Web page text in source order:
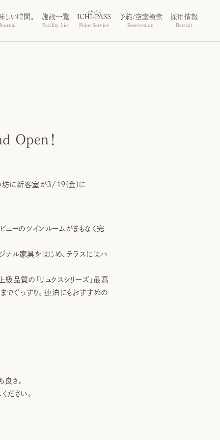
しい時間。 施設一覧
Facility List
ICHI-PASS
Point Service
予約/空室検索
Reservation
採用情報
Recruit
Open！
坊に新客室が3/19(金)に
ーのツインルームがまもなく完
ル家具をはじめ、テラスにはハ
品質の「リュクスシリーズ」最高
でぐっすり。連泊にもおすすめの
良さ。
ださい。